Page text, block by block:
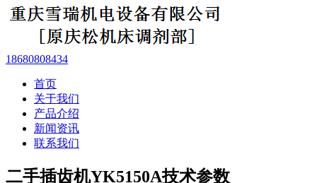
18680808434
首页
关于我们
产品介绍
新闻资讯
联系我们
二手插齿机YK5150A技术参数